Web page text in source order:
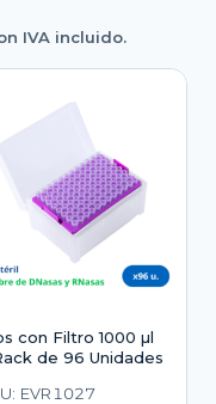
IVA incluido.
con Filtro 1000 µl
de 96 Unidades
EVR1027